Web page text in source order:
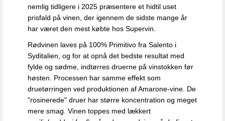
nemlig tidligere i 2025 præsentere et hidtil uset
prisfald på vinen, der igennem de sidste mange år
har været den mest købte hos Supervin.
Rødvinen laves på 100% Primitivo fra Salento i
Syditalien, og for at opnå det bedste resultat med
fylde og sødme, indtørres druerne på vinstokken før
høsten. Processen har samme effekt som
druetørringen ved produktionen af Amarone-vine. De
"rosinerede" druer har større koncentration og meget
mere smag. Vinen toppes med lækkert